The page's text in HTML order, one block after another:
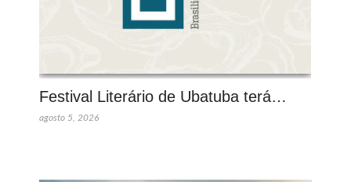
Festival Literário de Ubatuba terá…
agosto 5, 2026